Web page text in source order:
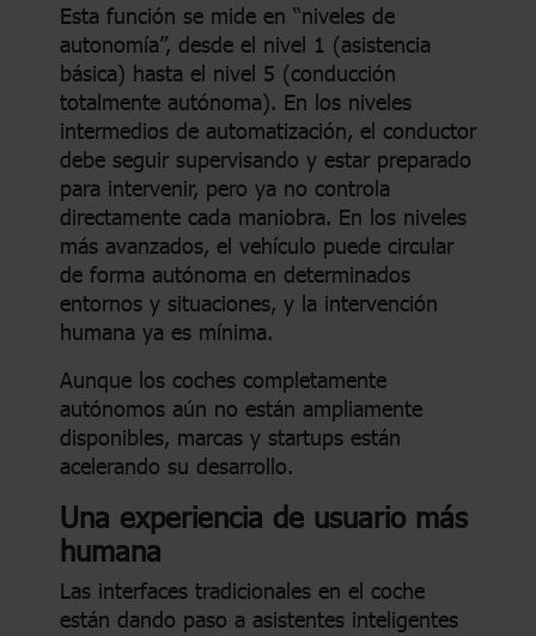
Esta función se mide en “niveles de
autonomía”, desde el nivel 1 (asistencia
básica) hasta el nivel 5 (conducción
totalmente autónoma). En los niveles
intermedios de automatización, el conductor
debe seguir supervisando y estar preparado
para intervenir, pero ya no controla
directamente cada maniobra. En los niveles
más avanzados, el vehículo puede circular
de forma autónoma en determinados
entornos y situaciones, y la intervención
humana ya es mínima.
Aunque los coches completamente
autónomos aún no están ampliamente
disponibles, marcas y startups están
acelerando su desarrollo.
Una experiencia de usuario más
humana
Las interfaces tradicionales en el coche
están dando paso a asistentes inteligentes